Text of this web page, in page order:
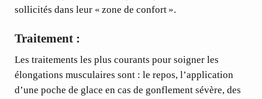
sollicités dans leur « zone de confort ».
Traitement :
Les traitements les plus courants pour soigner les
élongations musculaires sont : le repos, l’application
d’une poche de glace en cas de gonflement sévère, des